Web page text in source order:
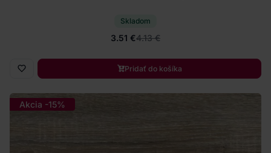
Skladom
3.51 €4.13 €
Pridať do košíka
Akcia -15%